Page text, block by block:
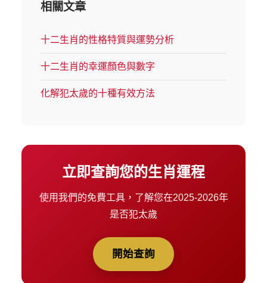
相關文章
十二生肖的性格特質與運勢分析
十二生肖的幸運顏色與數字
化解犯太歲的十種有效方法
立即查詢您的生肖運程
使用我們的免費工具，了解您在2025-2026年
是否犯太歲
開始查詢